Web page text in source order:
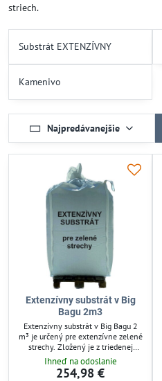
striech.
Substrát EXTENZÍVNY
Kamenivo
Najpredávanejšie
Extenzívny substrát v Big
Bagu 2m3
Extenzívny substrát v Big Bagu 2
m³ je určený pre extenzívne zelené
strechy. Zložený je z triedenej
rašeliny, priemyslového kompostu,
kremičitého piesku a
expandovaného ílu, čo zabezpečuje
Ihneď na odoslanie
254,98 €